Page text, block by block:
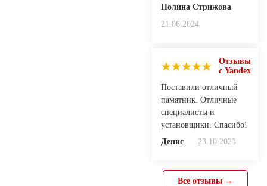
Полина Стрижова
21.06.2024
Отзывы
с Yandex
Поставили отличный
памятник. Отличные
специалисты и
установщики. Спасибо!
Денис
23.10.2023
Все отзывы →